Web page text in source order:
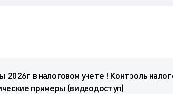
в налоговом учете ! Контроль
примеры (видеодоступ)